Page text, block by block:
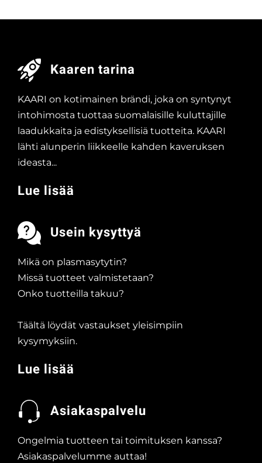
Kaaren tarina
KAARI on kotimainen brändi, joka on syntynyt
intohimosta tuottaa suomalaisille kuluttajille
laadukkaita ja edistyksellisiä tuotteita. KAARI
lähti alunperin liikkeelle kahden kaveruksen
ideasta...
Lue lisää
Usein kysyttyä
Mikä on plasmasytytin?
Missä tuotteet valmistetaan?
Onko tuotteilla takuu?
Täältä löydät vastaukset yleisimpiin
kysymyksiin.
Lue lisää
Asiakaspalvelu
Ongelmia tuotteen tai toimituksen kanssa?
Asiakaspalvelumme auttaa!